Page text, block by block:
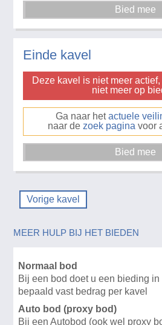
Einde kavel
Deze kavel is niet meer
niet meer op
Ga naar hetactuele
naar de zoek pagina voor
Vorige kavel
MEER HULP BIJ HET BIEDEN
Normaal bod
Bij een bod doet u een bieding
bepaald vast bedrag per kavel
Auto bod (proxy bod)
Bij een Autobod (ook wel proxy